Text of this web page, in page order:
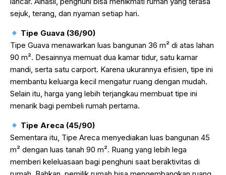
sejuk, terang, dan nyaman setiap hari.
Tipe Guava (36/90)
Tipe Guava menawarkan luas bangunan 36 m² di atas lahan
90 m². Desainnya memuat dua kamar tidur, satu kamar
mandi, serta satu carport. Karena ukurannya efisien, tipe ini
membantu keluarga kecil mengatur ruang dengan mudah.
Selain itu, harga yang lebih terjangkau membuat tipe ini
menarik bagi pembeli rumah pertama.
Tipe Areca (45/90)
Sementara itu, Tipe Areca menyediakan luas bangunan 45
m² dengan luas tanah 90 m². Ruang yang lebih lega
memberi keleluasaan bagi penghuni saat beraktivitas di